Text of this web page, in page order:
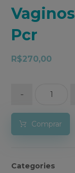
Pcr
R$270,00
-
Comprar
Categories